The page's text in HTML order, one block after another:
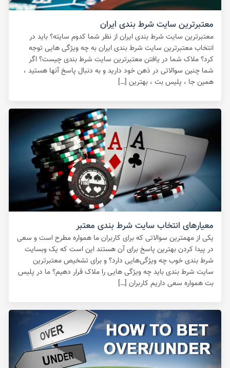
معتبرترین سایت شرط بندی ایران
معتبرترین سایت شرط بندی ایران از نظر شما کدوم سایته؟ باید در
انتخاب معتبرترین سایت شرط بندی ایران به چه ویژگی هایی توجه
کرد؟ ملاک شما در یافتن معتبرترین سایت شرط بندی چیست؟ اگر
شما چنین سوالاتی در ذهن خود دارید و به دنبال پاسخ آنها هستید ،
همین جا ، پلیس بت ، بهترین […]
معیارهای انتخاب سایت شرط بندی معتبر
یکی از مهمترین سوالاتی که برای کاربران ما همواره مطرح است و سعی
در پیدا کردن بهترین پاسخ برای آن هستند این است که یک وبسایت
شرط بندی خوب چه ویژگی‌هایی دارد؟ و برای تشخیص معتبرترین
سایت شرط بندی باید چه ویژگی هایی را ملاک قرار دهیم؟ ما در پلیس
بت همواره سعی داریم کاربران […]